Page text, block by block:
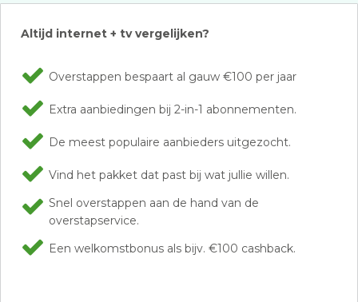
Altijd internet + tv vergelijken?
Overstappen bespaart al gauw €100 per jaar
Extra aanbiedingen bij 2-in-1 abonnementen.
De meest populaire aanbieders uitgezocht.
Vind het pakket dat past bij wat jullie willen.
Snel overstappen aan de hand van de
overstapservice.
Een welkomstbonus als bijv. €100 cashback.